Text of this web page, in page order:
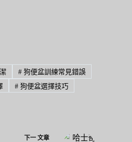
#狗便盆訓練常見錯誤
# 狗便盆選擇技巧
下一 文章